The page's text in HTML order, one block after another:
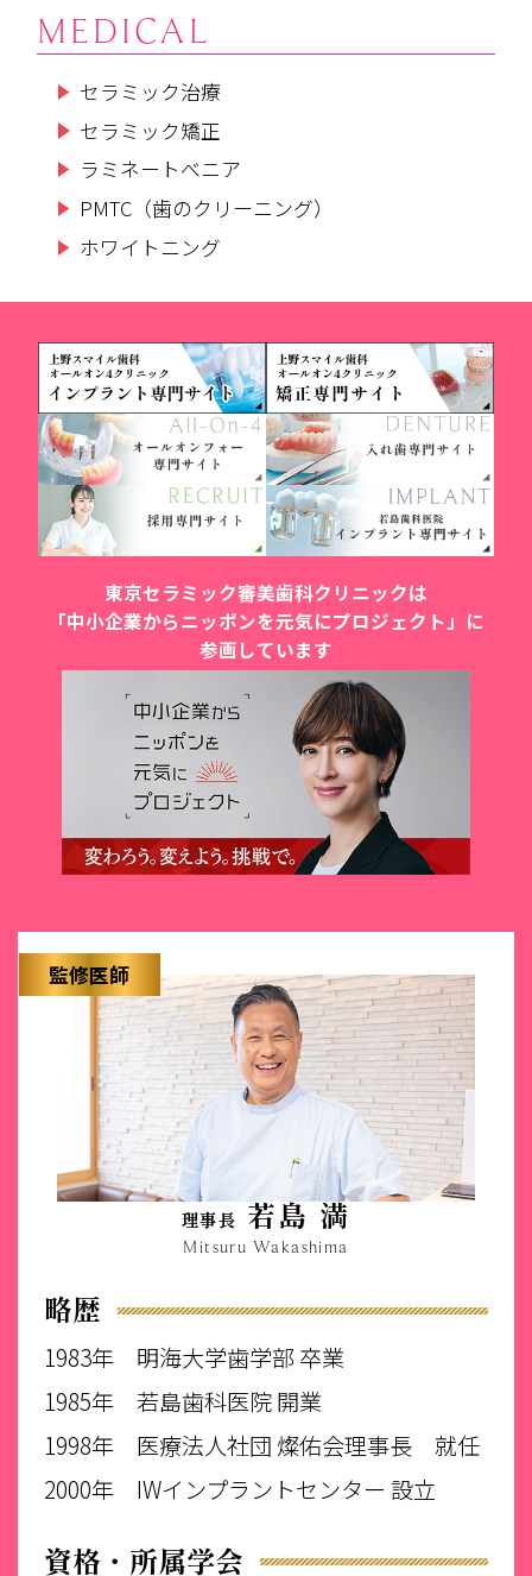
MEDICAL
セラミック治療
セラミック矯正
ラミネートべニア
PMTC（歯のクリーニング）
ホワイトニング
東京セラミック審美歯科クリニックは
「中小企業からニッポンを元気にプロジェクト」に
参画しています
監修医師
理事長 若島 満
Mitsuru Wakashima
略歴
1983年
明海大学歯学部 卒業
1985年
若島歯科医院 開業
1998年
医療法人社団 燦佑会理事長 就任
2000年
IWインプラントセンター 設立
資格・所属学会